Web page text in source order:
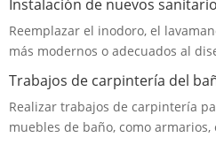
Instalación de nuevos
Reemplazar el inodoro, el
más modernos o adecuados al
Trabajos de carpintería del
Realizar trabajos de carpintería
muebles de baño, como